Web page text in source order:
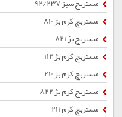
مستربچ سبز 92/237
مستربچ کرم بژ 810
مستربچ بژ 821
مستربچ کرم بژ 112
مستربچ کرم بژ 210
مستربچ کرم بژ 822
مستربچ کرم 211